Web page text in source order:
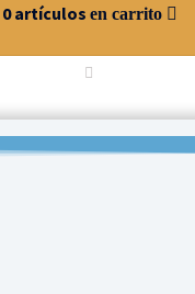
0 artículos